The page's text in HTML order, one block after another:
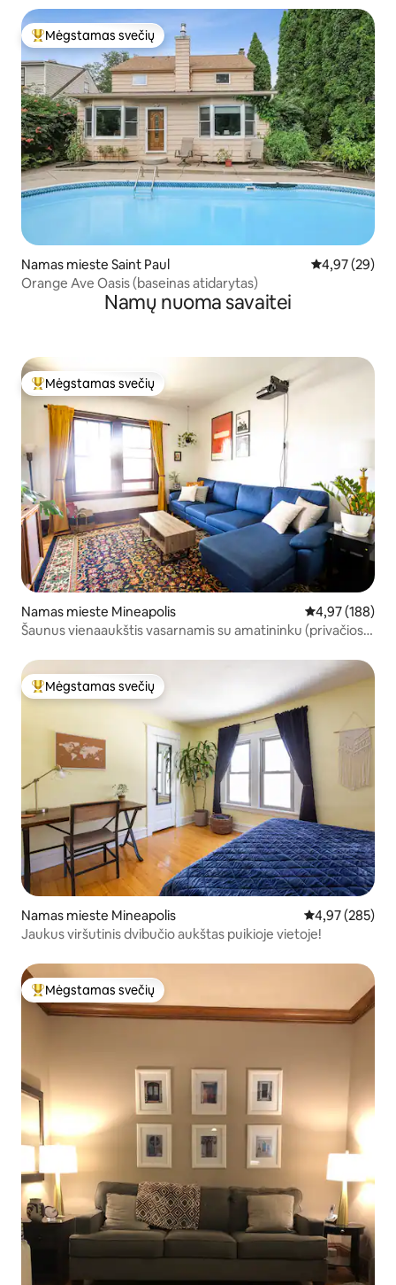
sūkurinė vonia
Svečių mėgstamiausias
Mėgstamas svečių
Namas mieste Saint Paul Vidutinis
4,97 (29)
Orange Ave Oasis (baseinas atidarytas)
Namų nuoma savaitei
Svečių mėgstamiausias
Mėgstamas svečių
Namas mieste Mineapolis Vidutinis
4,97 (188)
Šaunus vienaaukštis vasarnamis su amatininku (privačios
Svečių mėgstamiausias
Mėgstamas svečių
Namas mieste Mineapolis Vidutinis
4,97 (285)
Jaukus viršutinis dvibučio aukštas puikioje vietoje!
Svečių mėgstamiausias
Mėgstamas svečių